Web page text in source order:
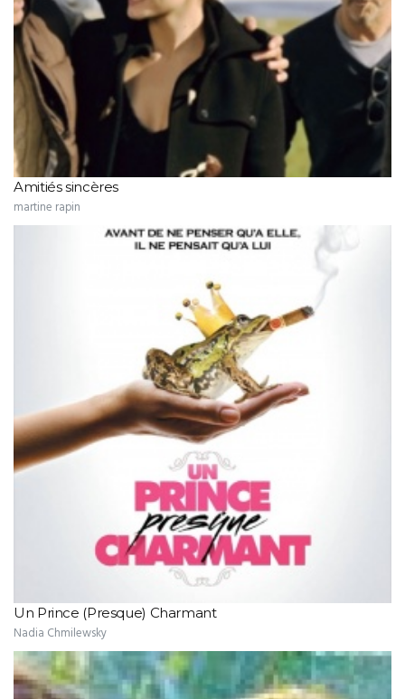
Amitiés sincères
martine rapin
Un Prince (Presque) Charmant
Nadia Chmilewsky